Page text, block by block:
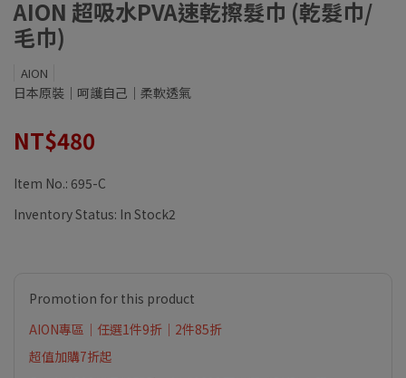
AION 超吸水PVA速乾擦髮巾 (乾髮巾/
毛巾)
AION
日本原裝｜呵護自己｜柔軟透氣
NT$480
Item No.: 695-C
Inventory Status: In Stock2
Promotion for this product
AION專區｜任選1件9折｜2件85折
超值加購7折起